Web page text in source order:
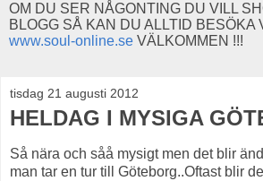
OM DU SER NÅGONTING DU VILL
BLOGG SÅ KAN DU ALLTID BESÖKA
www.soul-online.se VÄLKOMMEN !!!
tisdag 21 augusti 2012
HELDAG I MYSIGA
Så nära och såå mysigt men det blir
man tar en tur till Göteborg..Oftast blir